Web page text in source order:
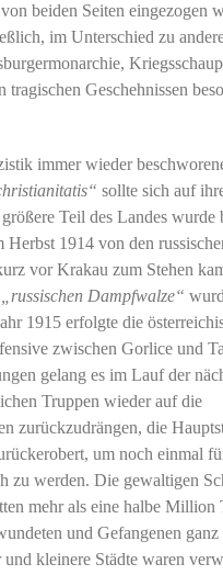
beiden Seiten eingezogen
im Unterschied zu
tragischen Geschehnissen
immer wieder
sollte sich auf
Teil des Landes wurde
Herbst 1914 von den
vor Krakau zum Stehen
„russischen Dampfwalze“
1915 erfolgte die
zwischen Gorlice und
gelang es im Lauf der
Truppen wieder auf die
zurückzudrängen, die
um noch einmal
zu werden. Die gewaltigen
mehr als eine halbe Million
und Gefangenen ganz
und kleinere Städte waren